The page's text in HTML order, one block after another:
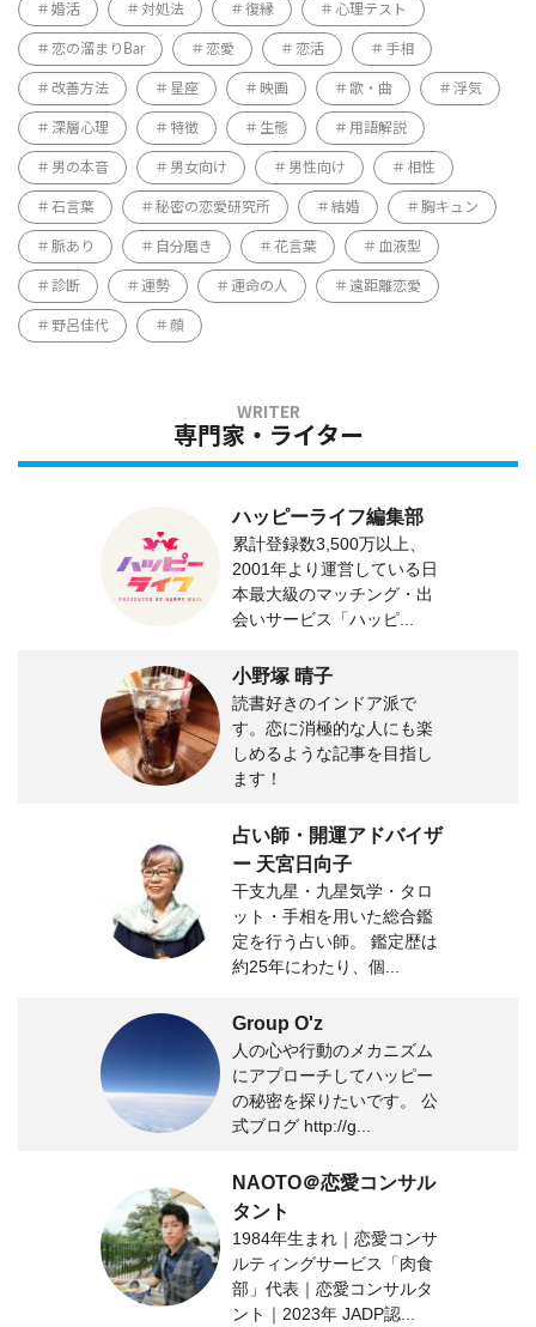
婚活 対処法 復縁 心理テスト
恋の溜まりBar 恋愛 恋活 手相
改善方法 星座 映画 歌・曲 浮気
深層心理 特徴 生態 用語解説
男の本音 男女向け 男性向け 相性
石言葉 秘密の恋愛研究所 結婚 胸キュン
脈あり 自分磨き 花言葉 血液型
診断 運勢 運命の人 遠距離恋愛
野呂佳代 顔
専門家・ライター
ハッピーライフ編集部
累計登録数3,500万以上、
2001年より運営している日
本最大級のマッチング・出
会いサービス「ハッピ...
小野塚 晴子
読書好きのインドア派で
す。恋に消極的な人にも楽
しめるような記事を目指し
ます！
占い師・開運アドバイザ
ー 天宮日向子
干支九星・九星気学・タロ
ット・手相を用いた総合鑑
定を行う占い師。 鑑定歴は
約25年にわたり、個...
Group O'z
人の心や行動のメカニズム
にアプローチしてハッピー
の秘密を探りたいです。 公
式ブログ http://g...
NAOTO＠恋愛コンサル
タント
1984年生まれ｜恋愛コンサ
ルティングサービス「肉食
部」代表｜恋愛コンサルタ
ント｜2023年 JADP認...